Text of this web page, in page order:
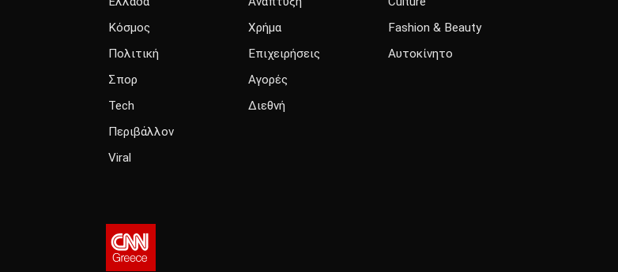
Κόσμος
Πολιτική
Σπορ
Tech
Περιβάλλον
Viral
Χρήμα
Επιχειρήσεις
Αγορές
Διεθνή
Fashion & Beauty
Αυτοκίνητο